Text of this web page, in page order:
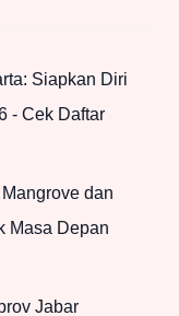
Siapkan Diri
- Cek Daftar
dan
Masa Depan
Jabar